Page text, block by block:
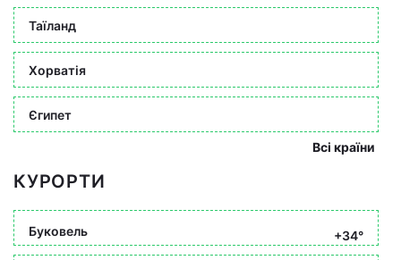
Таїланд
Хорватія
Єгипет
Всі країни
КУРОРТИ
Буковель +34°